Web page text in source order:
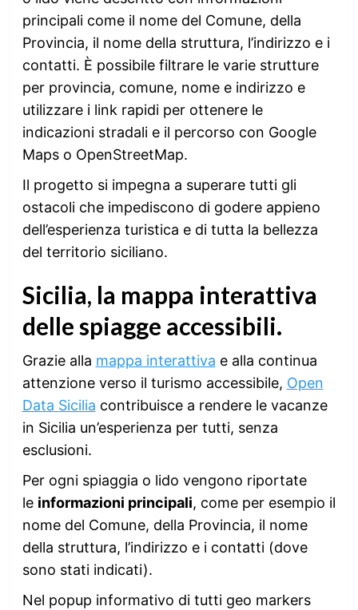
principali come il nome del Comune, della
Provincia, il nome della struttura, l’indirizzo e i
contatti. È possibile filtrare le varie strutture
per provincia, comune, nome e indirizzo e
utilizzare i link rapidi per ottenere le
indicazioni stradali e il percorso con Google
Maps o OpenStreetMap.
Il progetto si impegna a superare tutti gli
ostacoli che impediscono di godere appieno
dell’esperienza turistica e di tutta la bellezza
del territorio siciliano.
Sicilia, la mappa interattiva
delle spiagge accessibili.
Grazie alla mappa interattiva e alla continua
attenzione verso il turismo accessibile, Open
Data Sicilia contribuisce a rendere le vacanze
in Sicilia un’esperienza per tutti, senza
esclusioni.
Per ogni spiaggia o lido vengono riportate
le informazioni principali, come per esempio il
nome del Comune, della Provincia, il nome
della struttura, l’indirizzo e i contatti (dove
sono stati indicati).
Nel popup informativo di tutti geo markers